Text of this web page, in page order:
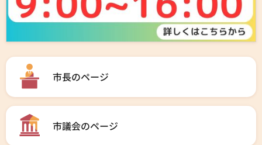
市長のページ
市議会のページ